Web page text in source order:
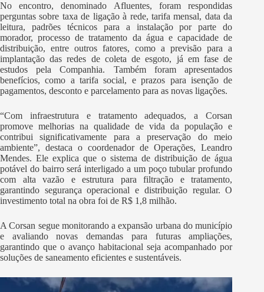
No encontro, denominado Afluentes, foram respondidas
perguntas sobre taxa de ligação à rede, tarifa mensal, data da
leitura, padrões técnicos para a instalação por parte do
morador, processo de tratamento da água e capacidade de
distribuição, entre outros fatores, como a previsão para a
implantação das redes de coleta de esgoto, já em fase de
estudos pela Companhia. Também foram apresentados
benefícios, como a tarifa social, e prazos para isenção de
pagamentos, desconto e parcelamento para as novas ligações.
“Com infraestrutura e tratamento adequados, a Corsan
promove melhorias na qualidade de vida da população e
contribui significativamente para a preservação do meio
ambiente”, destaca o coordenador de Operações, Leandro
Mendes. Ele explica que o sistema de distribuição de água
potável do bairro será interligado a um poço tubular profundo
com alta vazão e estrutura para filtração e tratamento,
garantindo segurança operacional e distribuição regular. O
investimento total na obra foi de R$ 1,8 milhão.
A Corsan segue monitorando a expansão urbana do município
e avaliando novas demandas para futuras ampliações,
garantindo que o avanço habitacional seja acompanhado por
soluções de saneamento eficientes e sustentáveis.